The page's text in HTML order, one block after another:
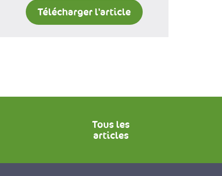
Télécharger l'article
Tous les
articles